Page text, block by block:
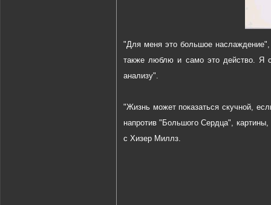
"Для меня это большое
также люблю и само это действо. Я
анализу".
"Жизнь может показаться скучной,
напротив "Большого Сердца",
с Хизер Миллз.